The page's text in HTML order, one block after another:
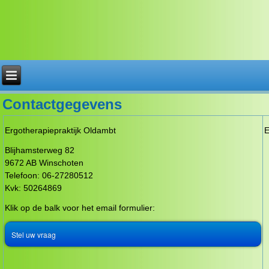
Contactgegevens
Ergotherapiepraktijk Oldambt
Blijhamsterweg 82
9672 AB Winschoten
Telefoon: 06-27280512
Kvk: 50264869
Klik op de balk voor het email formulier:
Stel uw vraag